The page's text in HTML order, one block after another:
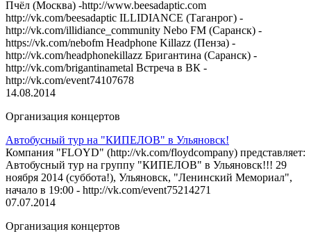
Пчёл (Москва) -http://www.beesadaptic.com
http://vk.com/beesadaptic ILLIDIANCE (Таганрог) -
http://vk.com/illidiance_community Nebo FM (Саранск) -
https://vk.com/nebofm Headphone Killazz (Пенза) -
http://vk.com/headphonekillazz Бригантина (Саранск) -
http://vk.com/brigantinametal Встреча в ВК -
http://vk.com/event74107678
14.08.2014
Организация концертов
Автобусный тур на "КИПЕЛОВ" в Ульяновск!
Компания "FLOYD" (http://vk.com/floydcompany) представляет:
Автобусный тур на группу "КИПЕЛОВ" в Ульяновск!!! 29
ноября 2014 (суббота!), Ульяновск, "Ленинский Мемориал",
начало в 19:00 - http://vk.com/event75214271
07.07.2014
Организация концертов